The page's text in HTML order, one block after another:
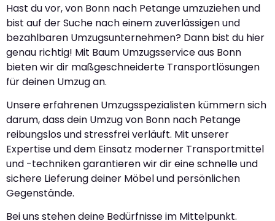
Hast du vor, von Bonn nach Petange umzuziehen und
bist auf der Suche nach einem zuverlässigen und
bezahlbaren Umzugsunternehmen? Dann bist du hier
genau richtig! Mit Baum Umzugsservice aus Bonn
bieten wir dir maßgeschneiderte Transportlösungen
für deinen Umzug an.
Unsere erfahrenen Umzugsspezialisten kümmern sich
darum, dass dein Umzug von Bonn nach Petange
reibungslos und stressfrei verläuft. Mit unserer
Expertise und dem Einsatz moderner Transportmittel
und -techniken garantieren wir dir eine schnelle und
sichere Lieferung deiner Möbel und persönlichen
Gegenstände.
Bei uns stehen deine Bedürfnisse im Mittelpunkt.